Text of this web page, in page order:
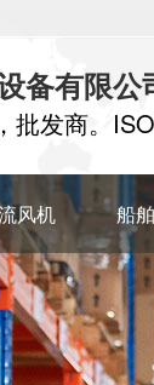
备有限公
批发商。
风机 船